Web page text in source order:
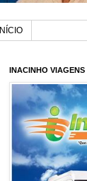
INÍCIO
INACINHO VIAGENS